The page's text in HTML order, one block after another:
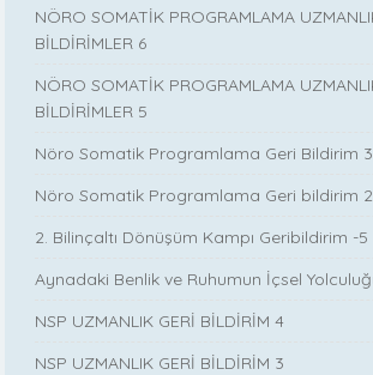
NÖRO SOMATİK PROGRAMLAMA
BİLDİRİMLER 6
NÖRO SOMATİK PROGRAMLAMA
BİLDİRİMLER 5
Nöro Somatik Programlama Geri Bildirim 3
Nöro Somatik Programlama Geri bildirim 2
2. Bilinçaltı Dönüşüm Kampı Geribildirim -5
Aynadaki Benlik ve Ruhumun İçsel
NSP UZMANLIK GERİ BİLDİRİM 4
NSP UZMANLIK GERİ BİLDİRİM 3